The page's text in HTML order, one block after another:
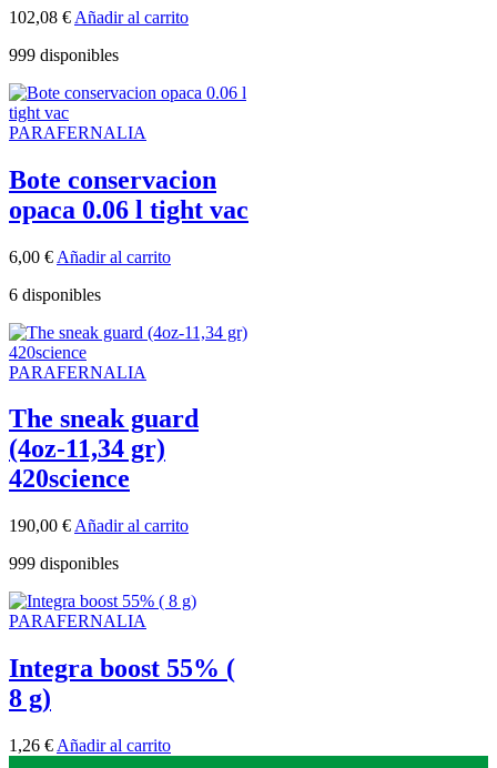
102,08 € Añadir al carrito
999 disponibles
PARAFERNALIA
Bote conservacion
opaca 0.06 l tight vac
6,00 € Añadir al carrito
6 disponibles
PARAFERNALIA
The sneak guard
(4oz-11,34 gr)
420science
190,00 € Añadir al carrito
999 disponibles
PARAFERNALIA
Integra boost 55% (
8 g)
1,26 € Añadir al carrito